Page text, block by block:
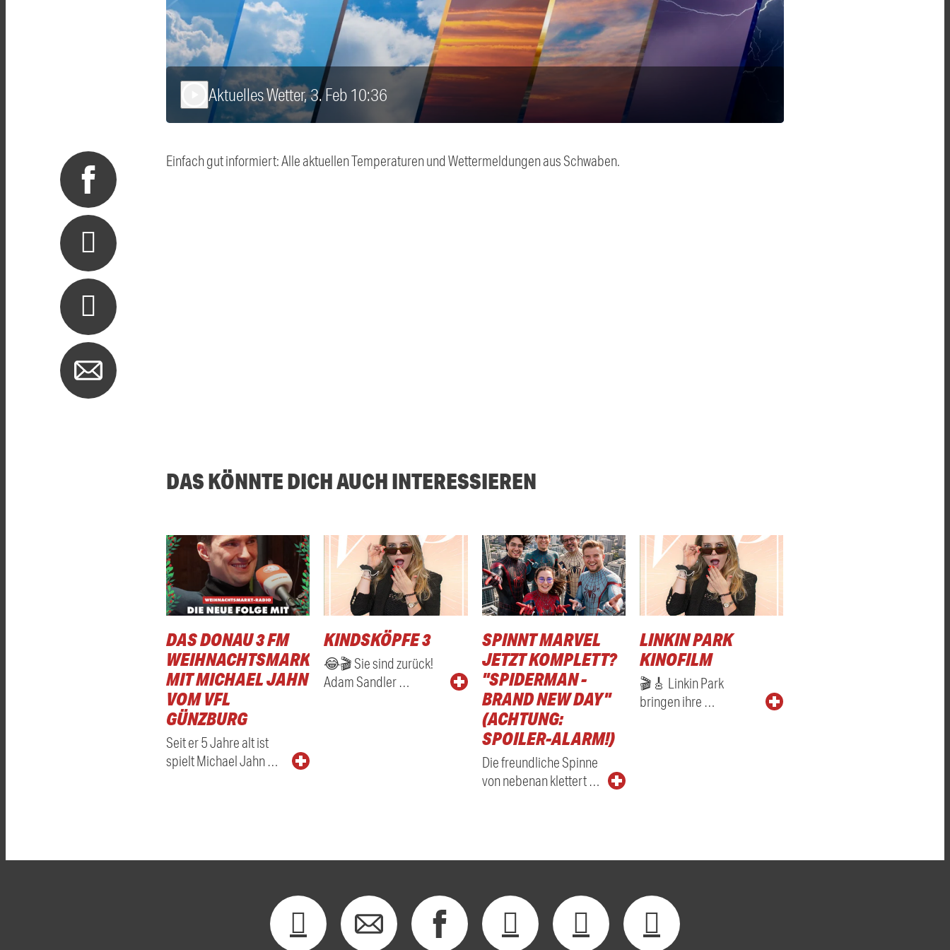
Aktuelles Wetter, 3. Feb 10:36
Einfach gut informiert: Alle aktuellen Temperaturen und Wettermeldungen aus Schwaben.
DAS KÖNNTE DICH AUCH INTERESSIEREN
DAS DONAU 3 FM
WEIHNACHTSMARKTRADIO
MIT MICHAEL JAHN
VOM VFL
GÜNZBURG
Seit er 5 Jahre alt ist
spielt Michael Jahn …
KINDSKÖPFE 3
😂🎬 Sie sind zurück!
Adam Sandler …
SPINNT MARVEL
JETZT KOMPLETT?
"SPIDERMAN -
BRAND NEW DAY"
(ACHTUNG:
SPOILER-ALARM!)
Die freundliche Spinne
von nebenan klettert …
LINKIN PARK
KINOFILM
🎬🎸 Linkin Park
bringen ihre …